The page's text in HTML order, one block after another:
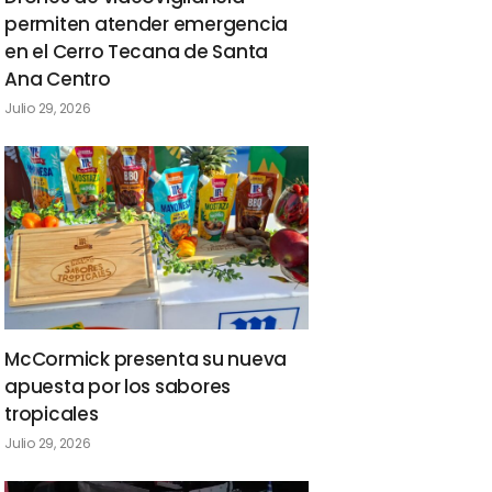
permiten atender emergencia
en el Cerro Tecana de Santa
Ana Centro
Julio 29, 2026
McCormick presenta su nueva
apuesta por los sabores
tropicales
Julio 29, 2026